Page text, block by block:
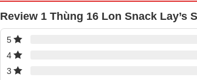
Review 1 Thùng 16 Lon Snack Lay’s
5
4
3